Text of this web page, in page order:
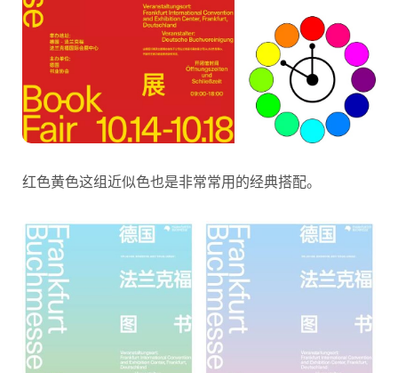
红色黄色这组近似色也是非常常用的经典搭配。